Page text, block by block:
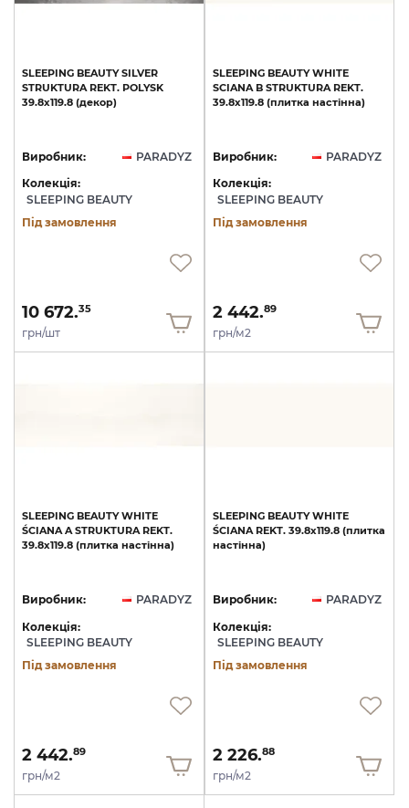
SLEEPING BEAUTY SILVER
STRUKTURA REKT. POLYSK
39.8х119.8 (декор)
Виробник:
PARADYZ
Колекція:
SLEEPING BEAUTY
Під замовлення
10 672.35
грн/шт
SLEEPING BEAUTY WHITE
SCIANA B STRUKTURA REKT.
39.8х119.8 (плитка настінна)
Виробник:
PARADYZ
Колекція:
SLEEPING BEAUTY
Під замовлення
2 442.89
грн/м2
SLEEPING BEAUTY WHITE
ŚCIANA A STRUKTURA REKT.
39.8х119.8 (плитка настінна)
Виробник:
PARADYZ
Колекція:
SLEEPING BEAUTY
Під замовлення
2 442.89
грн/м2
SLEEPING BEAUTY WHITE
ŚCIANA REKT. 39.8х119.8 (плитка
настінна)
Виробник:
PARADYZ
Колекція:
SLEEPING BEAUTY
Під замовлення
2 226.88
грн/м2